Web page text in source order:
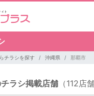
チラシを探す 沖縄県 那覇市
ラシ掲載店舗 （112店舗